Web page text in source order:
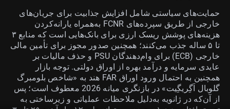
حمایت‌های سیاستی شامل افزایش جذابیت برای جریان‌های
خارجی از طریق سپرده‌های FCNR به‌همراه یارانه‌کردن
هزینه‌های پوشش ریسک ارزی برای بانک‌هایی است که منابع ۳
تا ۵ ساله جذب می‌کنند؛ همچنین صدور مجوز برای تأمین مالی
خارجی (ECB) برای وام‌دهندگان PSU و حذف مالیات بر
عایدی سرمایه و درآمد بهره از اوراق دولتی. توجه بازار
همچنین به احتمال ورود اوراق FAR هند به «شاخص بلومبرگ
گلوبال اَگِریگِیت» در بازنگری میانه 2026 معطوف است؛ پس
از آن‌که در ژانویه به‌دلیل ملاحظات عملیاتی و زیرساختی به